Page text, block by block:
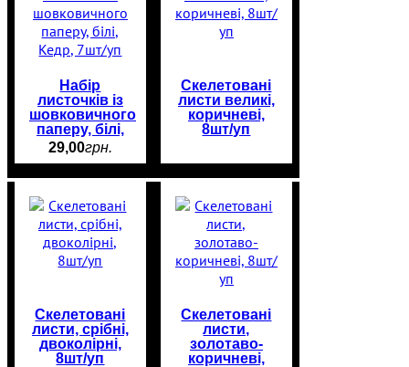
Набір
листочків із
шовковичного
паперу, білі,
Кедр, 7шт/уп
29,00грн.
Скелетовані
листи великі,
коричневі,
8шт/уп
Скелетовані
листи, срібні,
двоколірні,
8шт/уп
Скелетовані
листи,
золотаво-
коричневі,